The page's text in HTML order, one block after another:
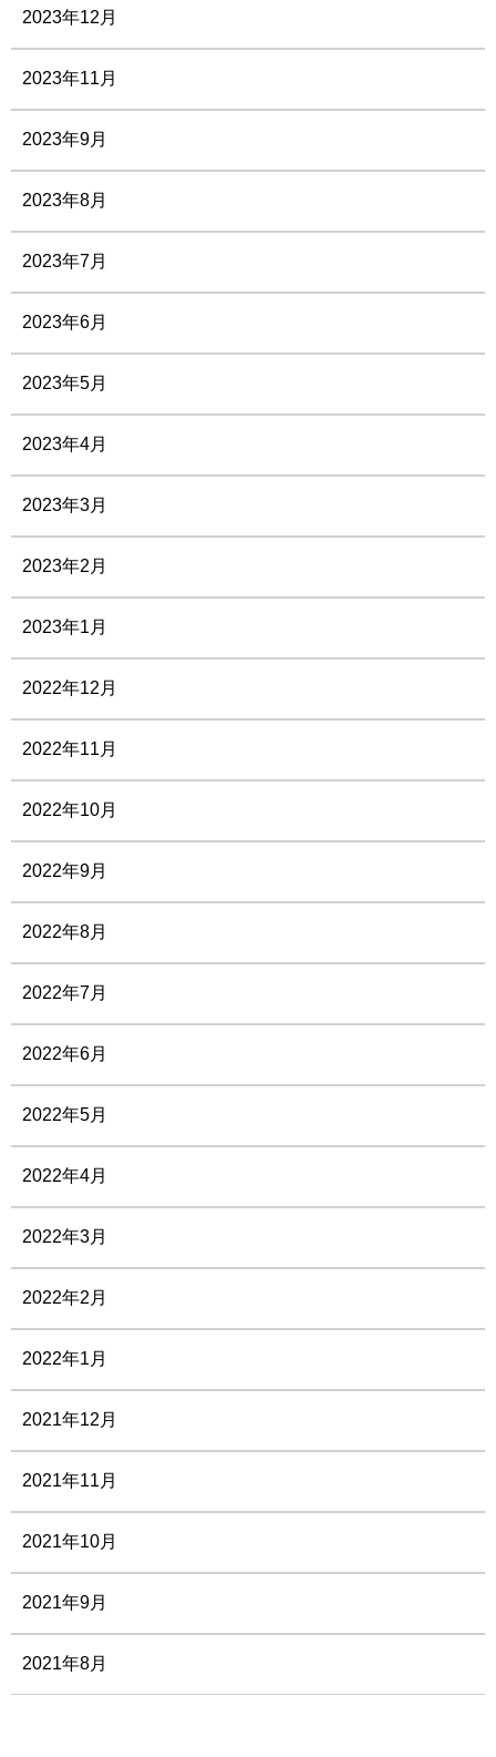
2023年12月
2023年11月
2023年9月
2023年8月
2023年7月
2023年6月
2023年5月
2023年4月
2023年3月
2023年2月
2023年1月
2022年12月
2022年11月
2022年10月
2022年9月
2022年8月
2022年7月
2022年6月
2022年5月
2022年4月
2022年3月
2022年2月
2022年1月
2021年12月
2021年11月
2021年10月
2021年9月
2021年8月